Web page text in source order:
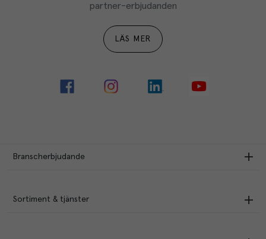
partner-erbjudanden
LÄS MER
Branscherbjudande
Sortiment & tjänster